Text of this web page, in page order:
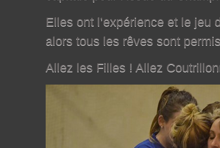
Elles ont l’expérience et le jeu
alors tous les rêves sont
Allez les Filles ! Allez